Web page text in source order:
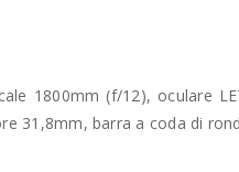
1800mm (f/12), oculare
31,8mm, barra a coda di